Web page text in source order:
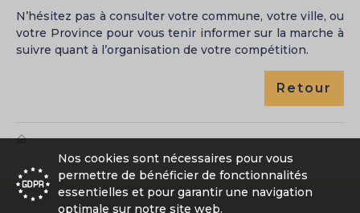
Nos cookies sont nécessaires pour vous
permettre de bénéficier de fonctionnalités
essentielles et pour garantir une navigation
optimale sur notre site web.
N’hésitez pas à consulter votre commune, votre ville, ou
votre Province pour vous tenir informer sur la marche à
suivre quant à l’organisation de votre compétition.
Retour